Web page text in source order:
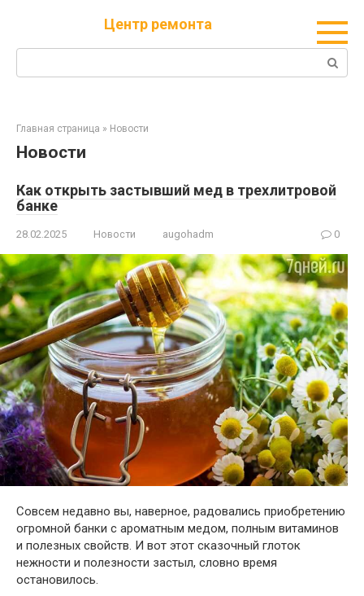
Центр ремонта
Поиск:
Главная страница » Новости
Новости
Как открыть застывший мед в трехлитровой
банке
28.02.2025 Новости augohadm 0
Совсем недавно вы, наверное, радовались приобретению
огромной банки с ароматным медом, полным витаминов
и полезных свойств. И вот этот сказочный глоток
нежности и полезности застыл, словно время
остановилось.